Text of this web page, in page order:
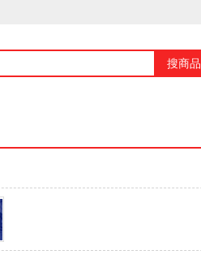
搜商品